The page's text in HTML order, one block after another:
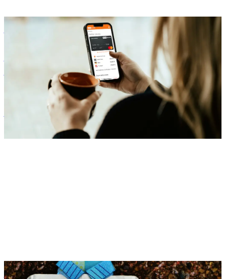
Unser Onboarding: So startet Dein Unternehmen mit flexiblen
Benefits